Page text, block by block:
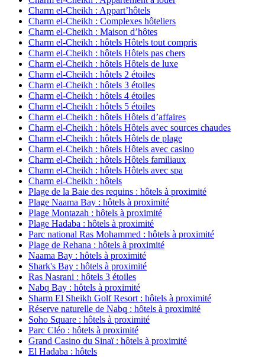
Charm el-Cheikh : Appart’hôtels
Charm el-Cheikh : Complexes hôteliers
Charm el-Cheikh : Maison d’hôtes
Charm el-Cheikh : hôtels Hôtels tout compris
Charm el-Cheikh : hôtels Hôtels pas chers
Charm el-Cheikh : hôtels Hôtels de luxe
Charm el-Cheikh : hôtels 2 étoiles
Charm el-Cheikh : hôtels 3 étoiles
Charm el-Cheikh : hôtels 4 étoiles
Charm el-Cheikh : hôtels 5 étoiles
Charm el-Cheikh : hôtels Hôtels d’affaires
Charm el-Cheikh : hôtels Hôtels avec sources chaudes
Charm el-Cheikh : hôtels Hôtels de plage
Charm el-Cheikh : hôtels Hôtels avec casino
Charm el-Cheikh : hôtels Hôtels familiaux
Charm el-Cheikh : hôtels Hôtels avec spa
Charm el-Cheikh : hôtels
Plage de la Baie des requins : hôtels à proximité
Plage Naama Bay : hôtels à proximité
Plage Montazah : hôtels à proximité
Plage Hadaba : hôtels à proximité
Parc national Ras Mohammed : hôtels à proximité
Plage de Rehana : hôtels à proximité
Naama Bay : hôtels à proximité
Shark's Bay : hôtels à proximité
Ras Nasrani : hôtels 3 étoiles
Nabq Bay : hôtels à proximité
Sharm El Sheikh Golf Resort : hôtels à proximité
Réserve naturelle de Nabq : hôtels à proximité
Soho Square : hôtels à proximité
Parc Cléo : hôtels à proximité
Grand Casino du Sinaï : hôtels à proximité
El Hadaba : hôtels